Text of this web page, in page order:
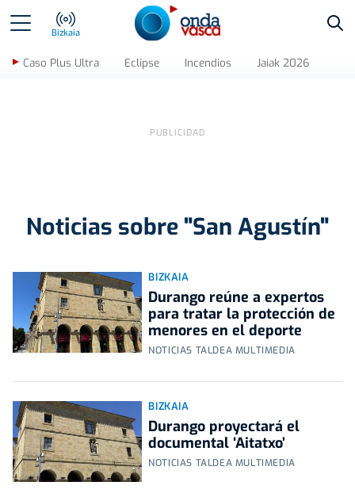
Bizkaia
Caso Plus Ultra Eclipse Incendios Jaiak 2026
Noticias sobre "San Agustín"
BIZKAIA
Durango reúne a expertos
para tratar la protección de
menores en el deporte
NOTICIAS TALDEA MULTIMEDIA
BIZKAIA
Durango proyectará el
documental ‘Aitatxo’
NOTICIAS TALDEA MULTIMEDIA